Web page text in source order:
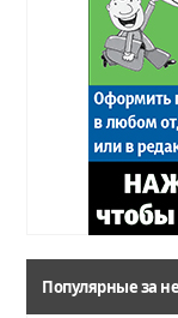
Популярные за